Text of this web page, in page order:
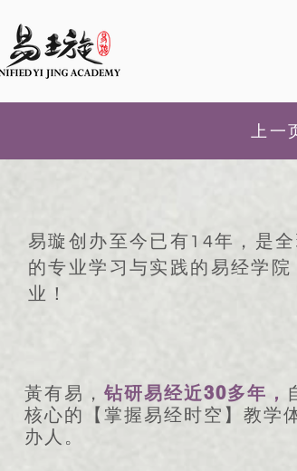
上一
易璇创办至今已有14年，是
的专业学习与实践的易经学
业！
黃有易， 钻研易经近30多年，
核心的【掌握易经时空】教学
办人。